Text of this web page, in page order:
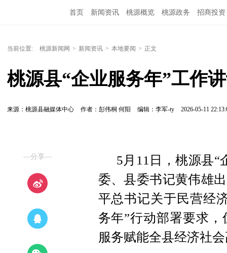
首页 新闻资讯 桃源概览 桃源政务 招商投资
当前位置: 桃源新闻网 > 新闻资讯 > 本地要闻 > 正文
桃源县“企业服务年”工作
来源：桃源县融媒体中心 作者：彭伟桐 何阳 编辑：李军-ty 2026-05-11
—分享—
5月11日，桃源县“
委、县委书记黄伟雄
平总书记关于民营经
务年”行动部署要求
服务赋能全县经济社